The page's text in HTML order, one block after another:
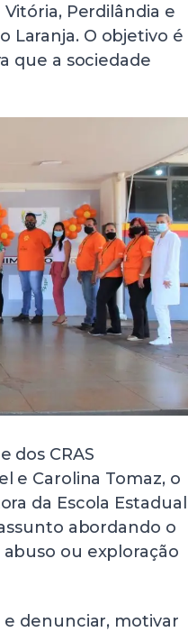
Perdilândia e
Laranja. O objetivo é
que a sociedade
dos CRAS
e Carolina Tomaz, o
da Escola Estadual
abordando o
ou exploração
e denunciar, motivar